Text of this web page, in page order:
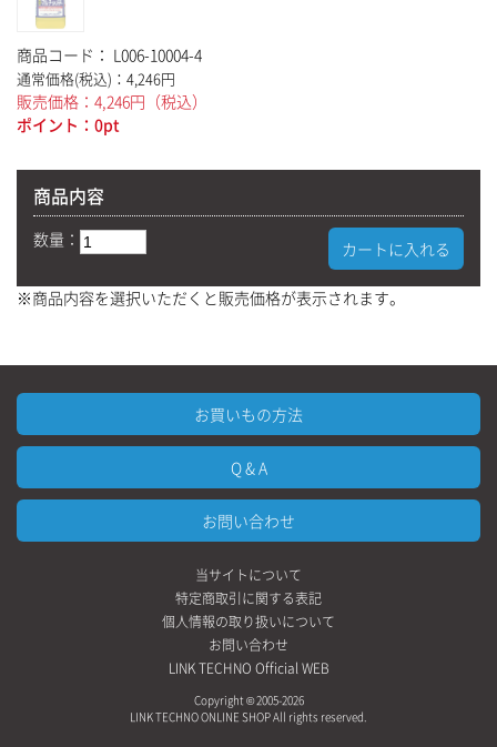
特定商取引に関する法律に基づく表記
プライバシーポリシー
お問い合わせ
LINK TECHNO Official WEB
商品コード： L006-10004-4
通常価格(税込)： 4,246円
販売価格： 4,246円 （税込）
ポイント： 0pt
商品内容
数量： カートに入れる
※商品内容を選択いただくと販売価格が表示されます。
お買いもの方法
Q & A
お問い合わせ
当サイトについて
特定商取引に関する表記
個人情報の取り扱いについて
お問い合わせ
LINK TECHNO Official WEB
Copyright © 2005-2026
LINK TECHNO ONLINE SHOP All rights reserved.